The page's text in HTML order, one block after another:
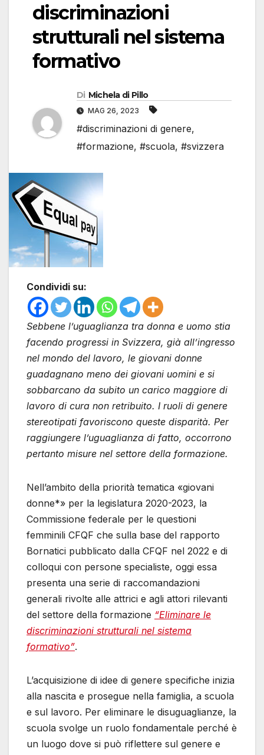
discriminazioni
strutturali nel sistema
formativo
Di Michela di Pillo
MAG 26, 2023
#discriminazioni di genere,
#formazione, #scuola, #svizzera
Condividi su:
Sebbene l’uguaglianza tra donna e uomo stia
facendo progressi in Svizzera, già all’ingresso
nel mondo del lavoro, le giovani donne
guadagnano meno dei giovani uomini e si
sobbarcano da subito un carico maggiore di
lavoro di cura non retribuito. I ruoli di genere
stereotipati favoriscono queste disparità. Per
raggiungere l’uguaglianza di fatto, occorrono
pertanto misure nel settore della formazione.
Nell’ambito della priorità tematica «giovani
donne*» per la legislatura 2020-2023, la
Commissione federale per le questioni
femminili CFQF che sulla base del rapporto
Bornatici pubblicato dalla CFQF nel 2022 e di
colloqui con persone specialiste, oggi essa
presenta una serie di raccomandazioni
generali rivolte alle attrici e agli attori rilevanti
del settore della formazione “Eliminare le
discriminazioni strutturali nel sistema
formativo”.
L’acquisizione di idee di genere specifiche inizia
alla nascita e prosegue nella famiglia, a scuola
e sul lavoro. Per eliminare le disuguaglianze, la
scuola svolge un ruolo fondamentale perché è
un luogo dove si può riflettere sul genere e